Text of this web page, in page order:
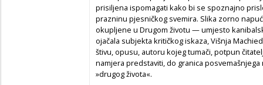
prisiljena ispomagati kako bi se spoznajno
prazninu pjesničkog svemira. Slika zorno
okupljene u Drugom životu — umjesto
ojačala subjekta kritičkog iskaza, Višnja
štivu, opusu, autoru kojeg tumači, potpun
namjera predstaviti, do granica
»drugog života«.